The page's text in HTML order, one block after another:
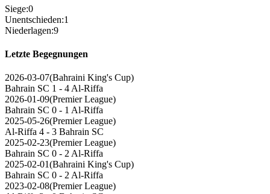
Siege:0
Unentschieden:1
Niederlagen:9
Letzte Begegnungen
2026-03-07(Bahraini King's Cup)
Bahrain SC 1 - 4 Al-Riffa
2026-01-09(Premier League)
Bahrain SC 0 - 1 Al-Riffa
2025-05-26(Premier League)
Al-Riffa 4 - 3 Bahrain SC
2025-02-23(Premier League)
Bahrain SC 0 - 2 Al-Riffa
2025-02-01(Bahraini King's Cup)
Bahrain SC 0 - 2 Al-Riffa
2023-02-08(Premier League)